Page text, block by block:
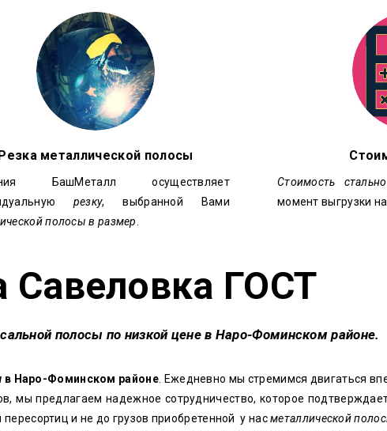
металлической полосы
БашМеталл осуществляет
резку, выбранной Вами
полосы в размер
Стоимость
момент выгрузки
Савеловка ГОСТ
полосы по низкой цене в Наро-Фоминском районе.
в Наро-Фоминском районе. Ежедневно мы стремимся двигаться
мы предлагаем надежное сотрудничество, которое
и не до грузов приобретенной у насметаллической